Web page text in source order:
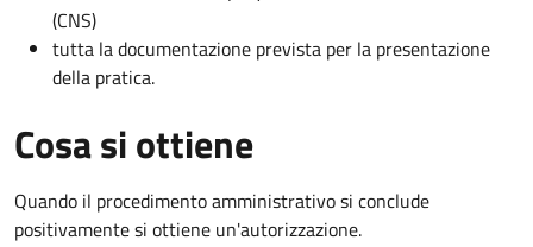
(CNS)
tutta la documentazione prevista per la presentazione
della pratica.
Cosa si ottiene
Quando il procedimento amministrativo si conclude
positivamente si ottiene un'autorizzazione.